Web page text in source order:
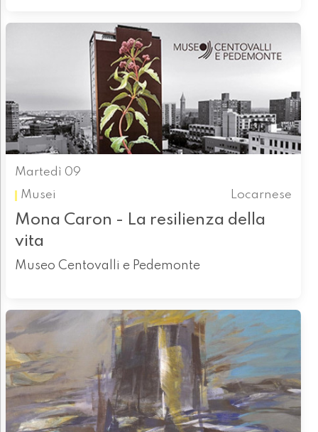
Martedì 09
Musei
Locarnese
Mona Caron - La resilienza della
vita
Museo Centovalli e Pedemonte